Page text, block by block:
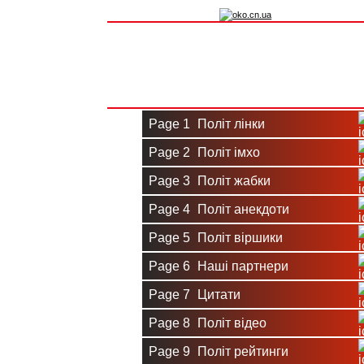
Page 1 Політ лінки
Page 2 Політ імхо
Page 3 Політ жабки
Page 4 Політ анекдоти
Page 5 Політ віршики
Page 6 Наші партнери
Page 7 Цитати
Page 8 Політ відео
Page 9 Політ рейтинги